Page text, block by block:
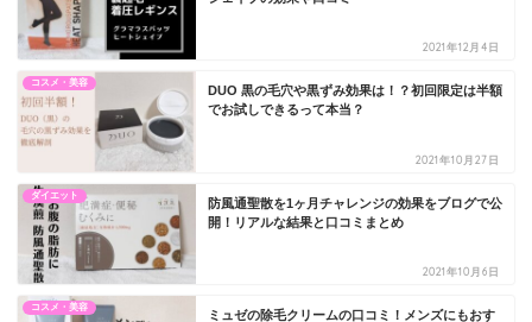
2021年12月4日
コスメ・美容
DUO 黒の毛穴や黒ずみ効果は！？初回限定は半額
でお試しできるって本当？
2021年10月27日
ダイエット
防風通聖散を1ヶ月チャレンジの効果をブログで公
開！リアルな結果と口コミまとめ
2021年10月6日
コスメ・美容
ミュゼの除毛クリームの口コミ！メンズにもおす